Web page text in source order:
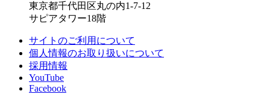
東京都千代田区丸の内1-7-12
サピアタワー18階
サイトのご利用について
個人情報のお取り扱いについて
採用情報
YouTube
Facebook